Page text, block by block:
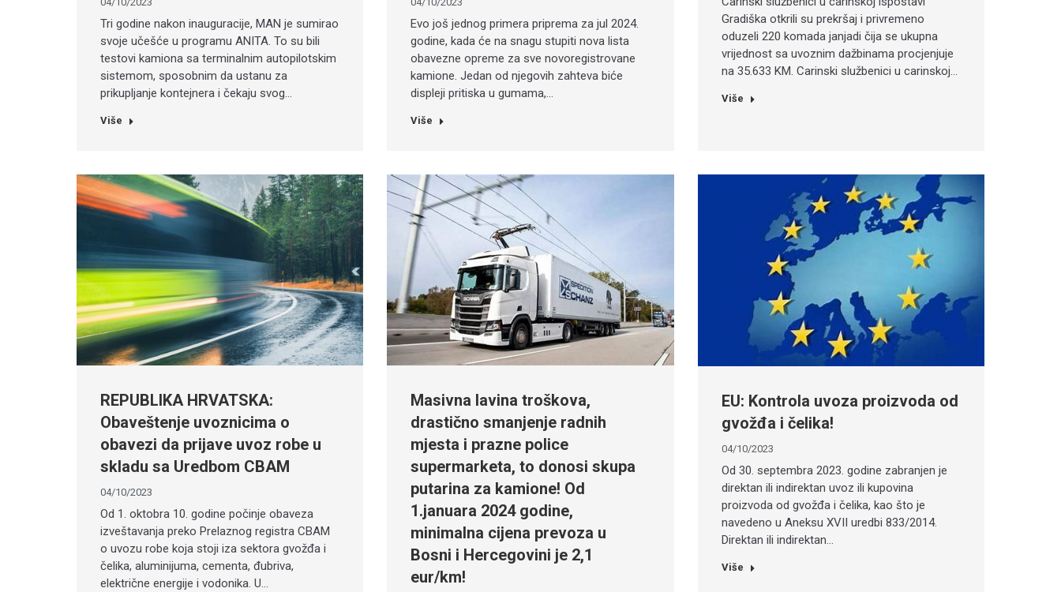
Tri godine nakon inauguracije, MAN je sumirao
svoje učešće u programu ANITA. To su bili
testovi kamiona sa terminalnim autopilotskim
sistemom, sposobnim da ustanu za
prikupljanje kontejnera i čekaju svog…
Više
Evo još jednog primera priprema za jul 2024.
godine, kada će na snagu stupiti nova lista
obavezne opreme za sve novoregistrovane
kamione. Jedan od njegovih zahteva biće
displeji pritiska u gumama,…
Više
Gradiška otkrili su prekršaj i privremeno
oduzeli 220 komada janjadi čija se ukupna
vrijednost sa uvoznim dažbinama procjenjuje
na 35.633 KM. Carinski službenici u carinskoj…
Više
REPUBLIKA HRVATSKA:
Obaveštenje uvoznicima o
obavezi da prijave uvoz robe u
skladu sa Uredbom CBAM
04/10/2023
Od 1. oktobra 10. godine počinje obaveza
izveštavanja preko Prelaznog registra CBAM
o uvozu robe koja stoji iza sektora gvožđa i
čelika, aluminijuma, cementa, đubriva,
električne energije i vodonika. U…
Masivna lavina troškova,
drastično smanjenje radnih
mjesta i prazne police
supermarketa, to donosi skupa
putarina za kamione! Od
1.januara 2024 godine,
minimalna cijena prevoza u
Bosni i Hercegovini je 2,1
eur/km!
EU: Kontrola uvoza proizvoda od
gvožđa i čelika!
04/10/2023
Od 30. septembra 2023. godine zabranjen je
direktan ili indirektan uvoz ili kupovina
proizvoda od gvožđa i čelika, kao što je
navedeno u Aneksu XVII uredbi 833/2014.
Direktan ili indirektan…
Više